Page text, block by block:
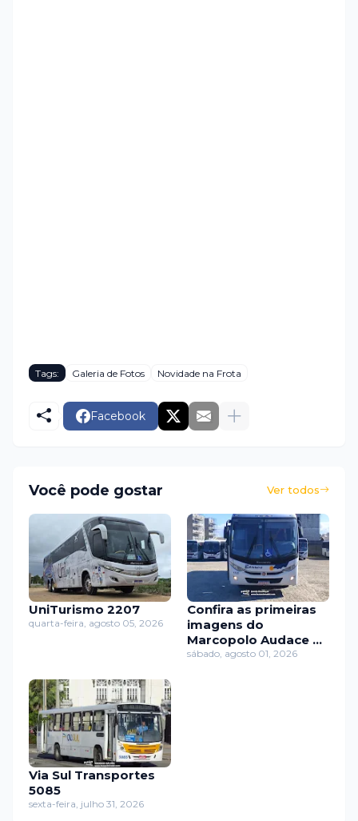
Tags: Galeria de Fotos Novidade na Frota
Facebook
Você pode gostar Ver todos
UniTurismo 2207
quarta-feira, agosto 05, 2026
Confira as primeiras
imagens do
Marcopolo Audace da
Barros Frete Tur
sábado, agosto 01, 2026
Via Sul Transportes
5085
sexta-feira, julho 31, 2026